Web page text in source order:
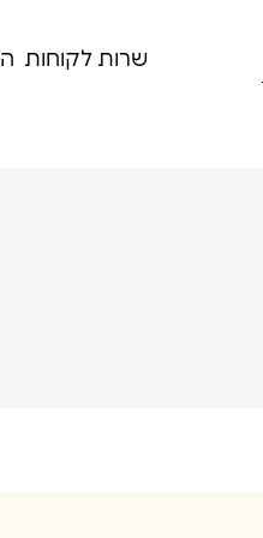
שרות לקוחות